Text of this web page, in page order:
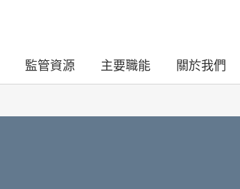
監管資源 主要職能 關於我們